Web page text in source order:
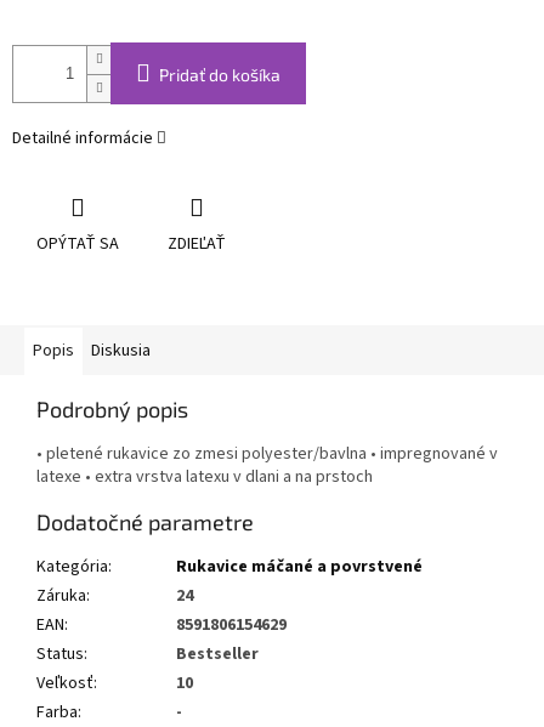
Pridať do košíka
Detailné informácie
OPÝTAŤ SA ZDIEĽAŤ
Popis Diskusia
Podrobný popis
• pletené rukavice zo zmesi polyester/bavlna • impregnované v
latexe • extra vrstva latexu v dlani a na prstoch
Dodatočné parametre
Kategória:
Rukavice máčané a povrstvené
Záruka:
24
EAN:
8591806154629
Status:
Bestseller
Veľkosť:
10
Farba:
-